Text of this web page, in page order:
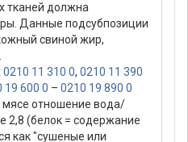
тканей должна
Данные подсубпозиции
свиной жир,
0210 11 310 0, 0210 11 390
19 600 0 – 0210 19 890 0
мясе отношение вода/
2,8 (белок = содержание
как "сушеные или